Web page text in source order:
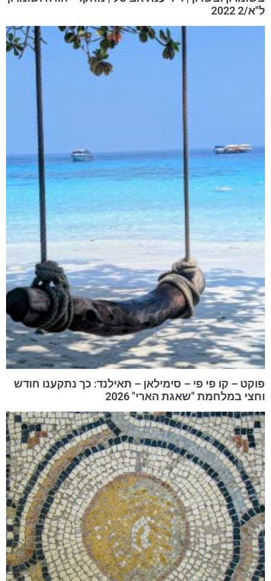
ל"א/2 2022
פוקט – קו פי פי – סימילאן – תאילנד: כך נתקענו חודש
וחצי במלחמת "שאגת הארי" 2026